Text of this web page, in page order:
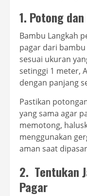
1. Potong
Bambu Langkah
pagar dari
sesuai ukuran
setinggi 1 meter,
dengan panjang
Pastikan
yang sama agar
memotong,
menggunakan
aman saat
2. Tentukan
Pagar